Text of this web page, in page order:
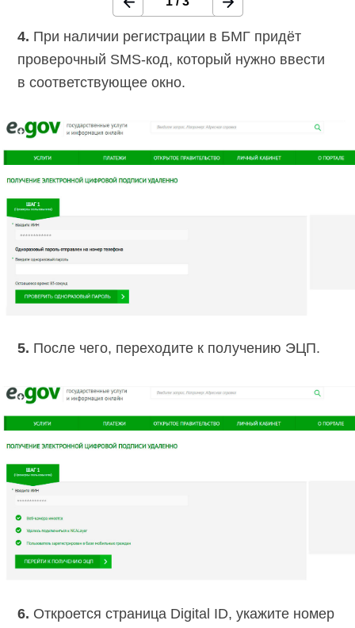
4. При наличии регистрации в БМГ придёт
проверочный SMS-код, который нужно ввести
в соответствующее окно.
5. После чего, переходите к получению ЭЦП.
6. Откроется страница Digital ID, укажите номер